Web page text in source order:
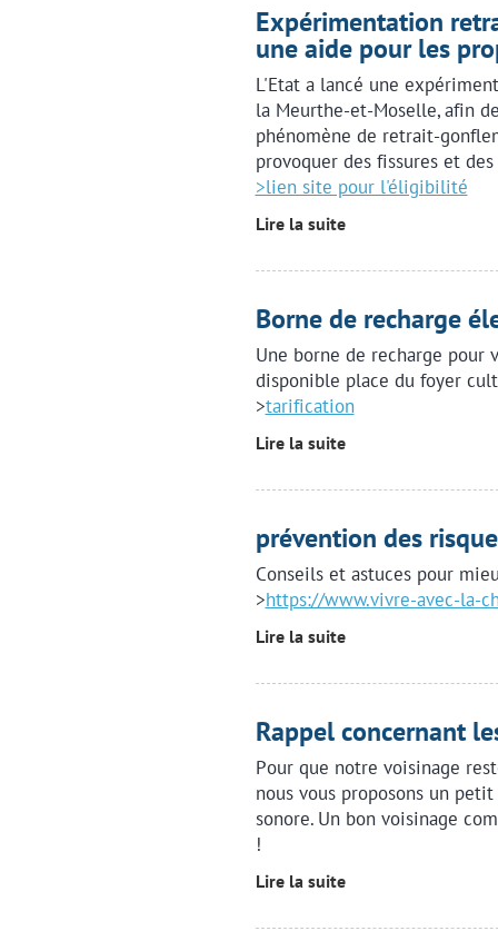
Expérimentation
une aide pour les
L'Etat a lancé une
la Meurthe-et-Moselle, afin
phénomène de retrait-
provoquer des fissures et
>lien site pour l'éligibilité
Lire la suite
Borne de recharge
Une borne de recharge pour
disponible place du foyer
>tarification
Lire la suite
prévention des
Conseils et astuces pour
>https://www.vivre-avec-la-
Lire la suite
Rappel concernant
Pour que notre voisinage
nous vous proposons un
sonore. Un bon voisinage
!
Lire la suite